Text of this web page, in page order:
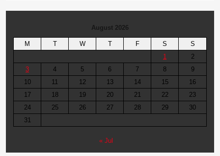
August 2026
M T W T F S
S
1
2
3
4 5 6 7 8
9
10
11 12 13 14 15
16
17
18 19 20 21 22
23
24
25 26 27 28 29
30
31
« Jul